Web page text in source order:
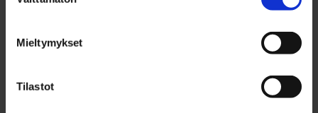
Mieltymykset
Tilastot
pääkaupunkiseudulla ja Etelä-Suomessa varmistaa, että
arvioasiantuntijaltamme helposti.
Kuinka paljon asunnon arvo